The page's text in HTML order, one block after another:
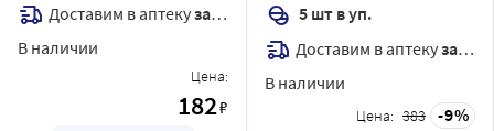
Доставим в аптекузавтра
В наличии
Цена:
182₽
5 шт в уп.
Доставим в аптекузавтра
В наличии
Цена: 383 9